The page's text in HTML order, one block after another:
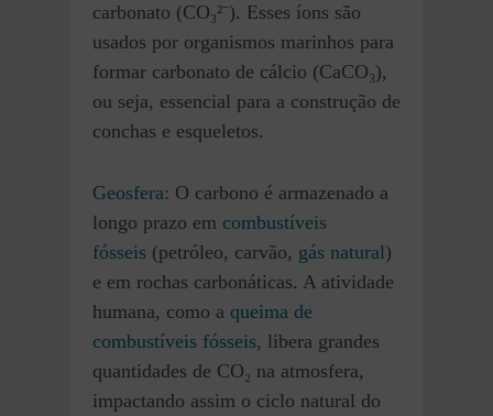
carbonato (CO₃²⁻). Esses íons são
usados por organismos marinhos para
formar carbonato de cálcio (CaCO₃),
ou seja, essencial para a construção de
conchas e esqueletos.
Geosfera: O carbono é armazenado a
longo prazo em combustíveis
fósseis (petróleo, carvão, gás natural)
e em rochas carbonáticas. A atividade
humana, como a queima de
combustíveis fósseis, libera grandes
quantidades de CO₂ na atmosfera,
impactando assim o ciclo natural do